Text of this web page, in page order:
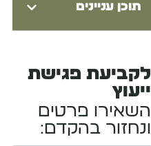
תוכן עניינים
לקביעת פגישת
ייעוץ
השאירו פרטים
ונחזור בהקדם: